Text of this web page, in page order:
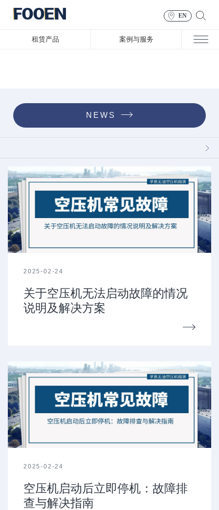
租赁产品 案例与服务
EN
NEWS
2025-02-24
关于空压机无法启动故障的情况
说明及解决方案
2025-02-24
空压机启动后立即停机：故障排
查与解决指南